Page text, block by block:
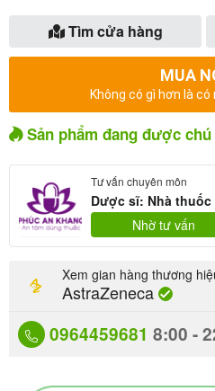
Tìm cửa hàng
MUA
Không có gì hơn là
Sản phẩm đang được chú
Tư vấn chuyên môn
Dược sĩ: Nhà thuốc
Nhờ tư vấn
0964459681 8:00 -
Xem gian hàng thương
AstraZeneca